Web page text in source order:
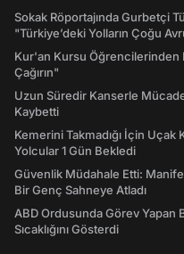
Sokak Röportajında Gurbetçi
"Türkiye’deki Yolların Çoğu
Kur'an Kursu Öğrencilerinden
Çağırın"
Uzun Süredir Kanserle
Kaybetti
Kemerini Takmadığı İçin
Yolcular 1 Gün Bekledi
Güvenlik Müdahale Etti:
Bir Genç Sahneye Atladı
ABD Ordusunda Görev Yapan
Sıcaklığını Gösterdi